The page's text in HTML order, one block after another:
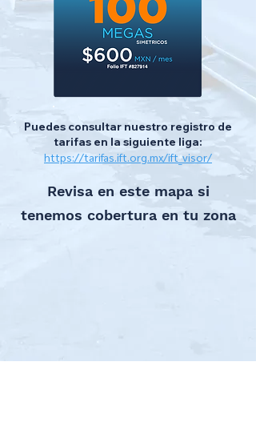
Puedes consultar nuestro registro de
tarifas en la siguiente liga:
https://tarifas.ift.org.mx/ift_visor/
Revisa en este mapa si
tenemos cobertura en tu zona